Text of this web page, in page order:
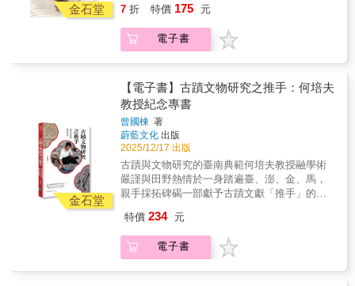
人。 他，是以本土宗教喚醒台灣主體意識
的第一人，用僧人身分參與台灣民眾黨。
他，倡導宗教改革，啟動台灣佛教徒積極參與
灣佛教徒積極入世參政的傳統。★★＿＿台灣
史研究權威，李筱峰教授最重要代表作之
一！ 本書為台灣史研究權威李筱峰最重要
的代表作之一，詳述「革命和尚」林秋梧短暫
而亮麗的一生，也描繪日治時代台灣文化啟蒙
運動人脈網絡蔣渭水、蔡培火等人的結交過
程。 最珍貴的是，補齊佛教在台灣社會運
動中扮演關鍵角色的重要歷史，並細解「解放
佛學觀」如何影響台灣佛學界一百年。 作
者李筱峰為林秋梧的姪孫，熟稔時代與人物細
土的照片、檔案、口述歷史等資料，是探究台
灣史與台灣解放佛學的關鍵之作。★★＿＿美
台團，愛台灣，時代先聲宣講運動！ 一九
http://www.pressstore.com.tw/freereading/
金石堂
給孩子們聽，那些關於外公的故事，有冒險、
有趣味，讓孩子們聽得津津有味。從一個平凡
父親的故事，用愛緊緊繫住了兒孫輩的感情
火，到田間農作，從市集寒暄，到家庭爐火，
父親一生務農，養育九名子女，用長繭的雙
手，默默撐起整個家的悲、歡、離、合……翻
開這本書，你或許也會想起自己的父親、祖
父；甚至想起那些曾陪伴過我們的親人身影。
從那些平凡卻最珍貴的日常點滴裡，獨家烘焙
那份屬於您的香甜家故事……◎代理經銷：白
象文化更多精彩內容請見
http://www.pressstore.com.tw/freereading/
7 折 特價 175 元
電子書
金石堂
【電子書】古蹟文物研究之推手：何培夫
教授紀念專書
曾國棟 著
蔚藍文化 出版
2025/12/17 出版
古蹟與文物研究的臺南典範何培夫教授融學術
嚴謹與田野熱情於一身踏遍臺、澎、金、馬，
親手採拓碑碣一部獻予古蹟文獻「推手」的致
得到的歷史」融學術的嚴謹與田野的熱情於一
踏遍臺、澎、金、馬親手採拓2,273件碑碣從府
城匾額的典故到石獅造型的時代變遷致力於將
特價 234 元
電子書